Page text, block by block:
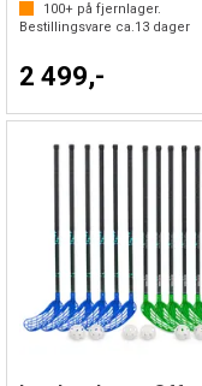
100+ på fjernlager.
Bestillingsvare ca.13 dager
2 499,-